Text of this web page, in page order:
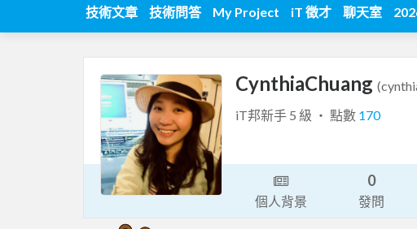
技術文章 技術問答 My Project iT 徵才 聊天室
CynthiaChuang
iT邦新手 5 級 ‧ 點數 170
個人背景
0
發問